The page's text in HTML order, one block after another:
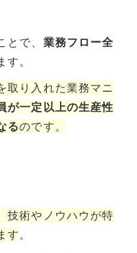
で、 業務フロー全
。
取り入れた業務マニ
が一定以上の生産性
るのです。
技術やノウハウが特
す。